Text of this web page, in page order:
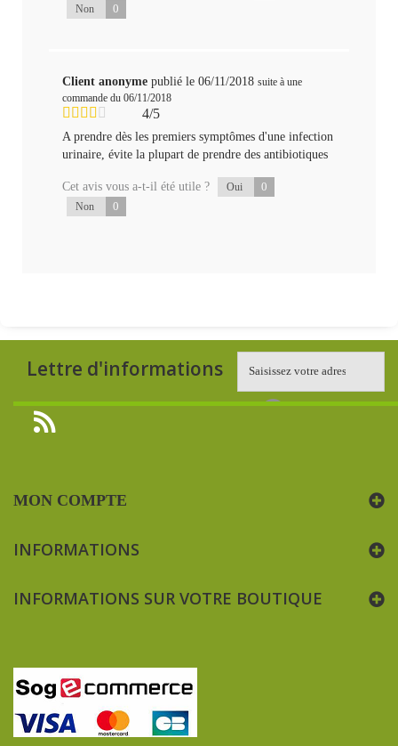
Non 0
Client anonyme publié le 06/11/2018 suite à une
commande du 06/11/2018
4/5
A prendre dès les premiers symptômes d'une infection
urinaire, évite la plupart de prendre des antibiotiques
Cet avis vous a-t-il été utile ? Oui 0
Non 0
Lettre d'informations
MON COMPTE
INFORMATIONS
INFORMATIONS SUR VOTRE BOUTIQUE